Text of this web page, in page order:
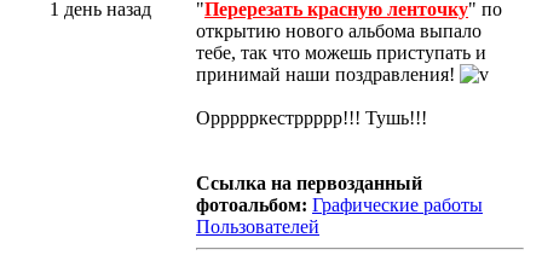
1 день назад
"Перерезать красную ленточку" по
открытию нового альбома выпало
тебе, так что можешь приступать и
принимай наши поздравления!
Оррррркестррррр!!! Тушь!!!
Ссылка на первозданный
фотоальбом: Графические работы
Пользователей